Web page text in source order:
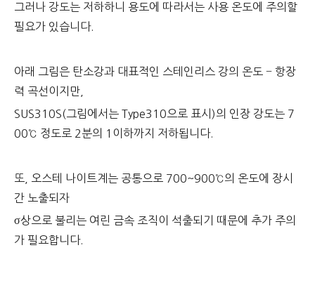
그러나 강도는 저하하니 용도에 따라서는 사용 온도에 주의할
필요가 있습니다.
아래 그림은 탄소강과 대표적인 스테인리스 강의 온도 − 항장
력 곡선이지만,
SUS310S(그림에서는 Type310으로 표시)의 인장 강도는 7
00℃ 정도로 2분의 1이하까지 저하됩니다.
또, 오스테 나이트계는 공통으로 700~900℃의 온도에 장시
간 노출되자
σ상으로 불리는 여린 금속 조직이 석출되기 때문에 추가 주의
가 필요합니다.